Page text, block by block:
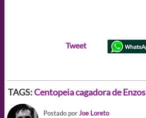
Tweet
TAGS:Centopeia cagadora de Enzos
Postado porJoe Loreto